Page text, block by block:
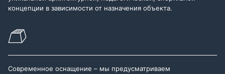
концепции в зависимости от назначения объекта.
Современное оснащение – мы предусматриваем